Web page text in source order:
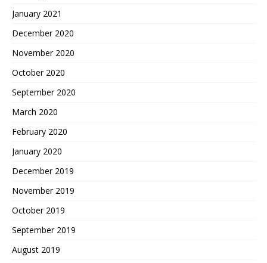
January 2021
December 2020
November 2020
October 2020
September 2020
March 2020
February 2020
January 2020
December 2019
November 2019
October 2019
September 2019
August 2019